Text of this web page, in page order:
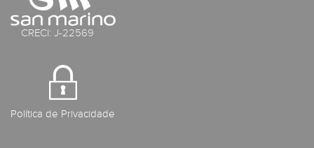
CRECI: J-22569
Política de Privacidade